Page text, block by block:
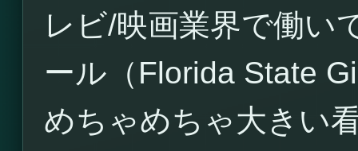
レビ/映画業界で働い
ール（Florida State
めちゃめちゃ大きい